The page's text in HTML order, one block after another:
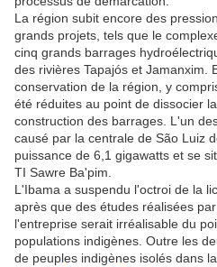
La région subit encore des
grands projets, tels que le
cinq grands barrages
des rivières Tapajós et Jamanxim.
conservation de la région, y
été réduites au point de dissocier
construction des barrages. L'un
causé par la centrale de São Luiz
puissance de 6,1 gigawatts et se
TI Sawre Ba'pim.
L'Ibama a suspendu l'octroi de la
après que des études réalisées
l'entreprise serait irréalisable du
populations indigènes. Outre les
de peuples indigènes isolés dans